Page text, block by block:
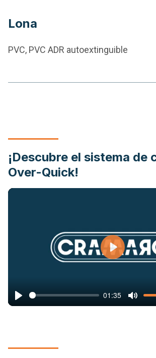
Lona
PVC, PVC ADR autoextinguible
¡Descubre el sistema de
Over-Quick!
Play
01:35
Mute
Play